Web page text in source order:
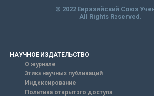
© 2022 Евразийский Союз
All Rights Reserved.
НАУЧНОЕ ИЗДАТЕЛЬСТВО
О журнале
Этика научных публикаций
Индексирование
Политика открытого доступа